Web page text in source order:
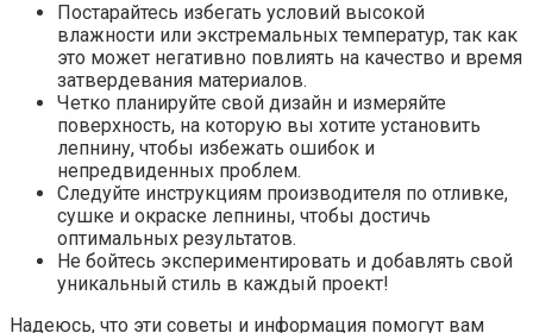
Постарайтесь избегать условий высокой
влажности или экстремальных температур, так как
это может негативно повлиять на качество и время
затвердевания материалов.
Четко планируйте свой дизайн и измеряйте
поверхность, на которую вы хотите установить
лепнину, чтобы избежать ошибок и
непредвиденных проблем.
Следуйте инструкциям производителя по отливке,
сушке и окраске лепнины, чтобы достичь
оптимальных результатов.
Не бойтесь экспериментировать и добавлять свой
уникальный стиль в каждый проект!
Надеюсь, что эти советы и информация помогут вам